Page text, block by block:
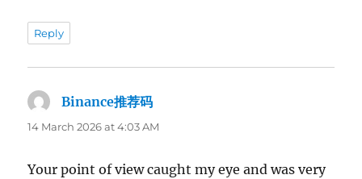
Reply
Binance推荐码
14 March 2026 at 4:03 AM
Your point of view caught my eye and was very